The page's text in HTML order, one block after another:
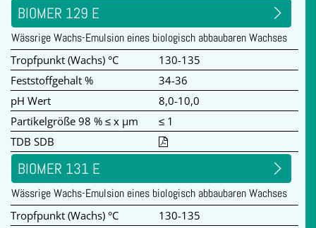
BIOMER 129 E
Wässrige Wachs-Emulsion eines biologisch abbaubaren Wachses
Tropfpunkt (Wachs) °C
130-135
Feststoffgehalt %
34-36
pH Wert
8,0-10,0
Partikelgröße 98 % ≤ x µm
≤ 1
TDB SDB
BIOMER 131 E
Wässrige Wachs-Emulsion eines biologisch abbaubaren Wachses
Tropfpunkt (Wachs) °C
130-135